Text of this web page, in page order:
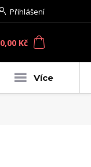
Přihlášení
0,00 Kč
Více